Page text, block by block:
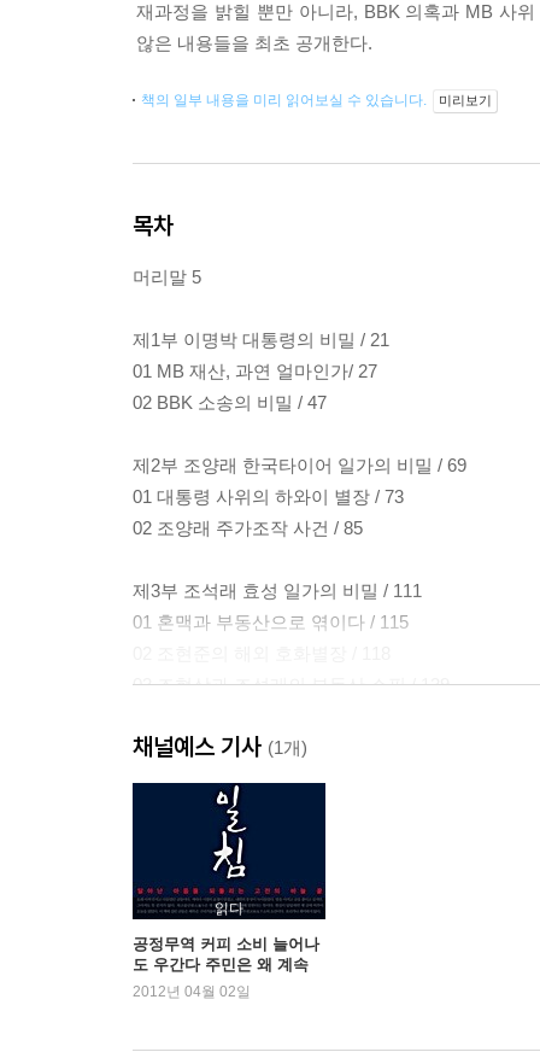
재과정을 밝힐 뿐만 아니라, BBK 의혹과 MB 사
않은 내용들을 최초 공개한다.
책의 일부 내용을 미리 읽어보실 수 있습니다. 미리보기
목차
머리말 5
제1부 이명박 대통령의 비밀 / 21
01 MB 재산, 과연 얼마인가/ 27
02 BBK 소송의 비밀 / 47
제2부 조양래 한국타이어 일가의 비밀 / 69
01 대통령 사위의 하와이 별장 / 73
02 조양래 주가조작 사건 / 85
제3부 조석래 효성 일가의 비밀 / 111
01 혼맥과 부동산으로 엮이다 / 115
03 조현상과 조석래의 부동산 쇼핑 / 139
제4부 전임 대통령의 비밀 / 157
01 노무현 대통령 / 159
02 노태우 대통령 / 191
03 전두환 대통령 / 214
04 박정희 대통령 / 246
제5부 정권 2인자의 비밀 / 259
01 김형욱 / 263
채널예스 기사 (1개)
읽다
공정무역 커피 소비 늘어나
도 우간다 주민은 왜 계속
가난할까?
2012년 04월 02일